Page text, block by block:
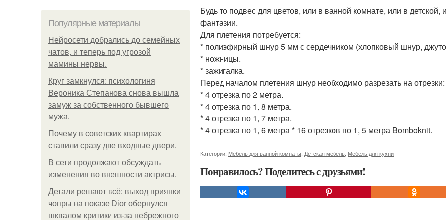
Популярные материалы
Нейросети добрались до семейных
чатов, и теперь под угрозой
мамины нервы.
Круг замкнулся: психологиня
Вероника Степанова снова вышла
замуж за собственного бывшего
мужа.
Почему в советских квартирах
ставили сразу две входные двери.
В сети продолжают обсуждать
изменения во внешности актрисы.
Детали решают всё: выход приянки
чопры на показе Dior обернулся
шквалом критики из-за небрежного
Будь то подвес для цветов, или в ванной комнате, или в
фантазии.
Для плетения потребуется:
* полиэфирный шнур 5 мм с сердечником (хлопковый шнур,
* ножницы.
* зажигалка.
Перед началом плетения шнур необходимо разрезать на отрезки:
* 4 отрезка по 2 метра.
* 4 отрезка по 1, 8 метра.
* 4 отрезка по 1, 7 метра.
* 4 отрезка по 1, 6 метра * 16 отрезков по 1, 5 метра Bomboknit.
Категории: Мебель для ванной комнаты Детская мебель Мебель для кухни
Понравилось? Поделитесь с друзьями!